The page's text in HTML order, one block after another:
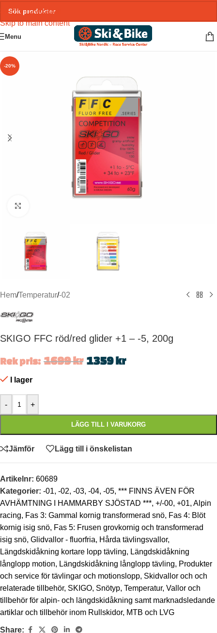
Skip to navigation
Skip to main content
Menu
-20%
Hem/Temperatur/-02
SKIGO FFC röd/red glider +1 – -5, 200g
Rek pris: 1699kr 1359kr
I lager
- +
LÄGG TILL I VARUKORG
Jämför Lägg till i önskelistan
Artikelnr: 60689
Kategorier: -01, -02, -03, -04, -05, *** FINNS ÄVEN FÖR
AVHÄMTNING I HAMMARBY SJÖSTAD ***, +/-00, +01, Alpin
racing, Fas 3: Gammal kornig transformerad snö, Fas 4: Blöt
kornig isig snö, Fas 5: Frusen grovkornig och transformerad
isig snö, Glidvallor - fluorfria, Hårda tävlingsvallor,
Längdskidåkning kortare lopp tävling, Längdskidåkning
långlopp motion, Längdskidåkning långlopp tävling, Produkter
och service för tävlingar och motionslopp, Skidvallor och och
relaterade tillbehör, SKIGO, Snötyp, Temperatur, Vallor och
tillbehör för alpin- och längdskidåkning samt marknadsledande
artiklar och tillbehör inom Rullskidor, MTB och LVG
Share: